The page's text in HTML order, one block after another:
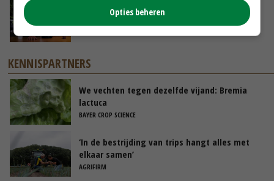
‘Stikstofbrief hoeft niet van tafel, maar moet
wel worden aangepast’
KENNISPARTNERS
We vechten tegen dezelfde vijand: Bremia
lactuca
BAYER CROP SCIENCE
‘In de bestrijding van trips hangt alles met
elkaar samen’
AGRIFIRM
Opties beheren